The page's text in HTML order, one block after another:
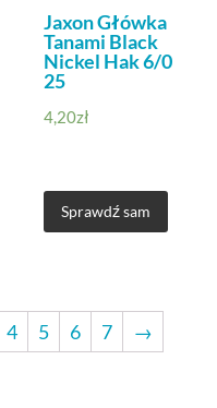
Jaxon Główka
Tanami Black
Nickel Hak 6/0
25
4,20zł
Sprawdź sam
4 5 6 7 →